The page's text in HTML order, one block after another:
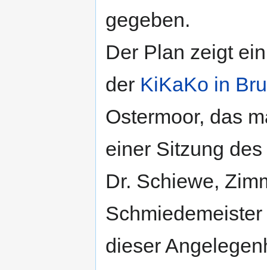
gegeben.
Der Plan zeigt
der KiKaKo in
Ostermoor, das
einer Sitzung
Dr. Schiewe,
dieser